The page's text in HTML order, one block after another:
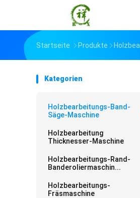
Startseite Produkte
Kategorien
Holzbearbeitungs-Band-
Säge-Maschine
Holzbearbeitung
Thicknesser-Maschine
Holzbearbeitungs-Rand-
Banderoliermaschin...
Holzbearbeitungs-
Fräsmaschine